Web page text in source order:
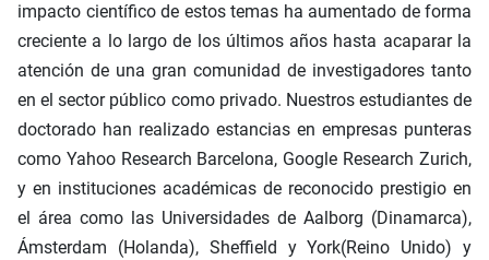
impacto científico de estos temas ha aumentado de forma
creciente a lo largo de los últimos años hasta acaparar la
atención de una gran comunidad de investigadores tanto
en el sector público como privado. Nuestros estudiantes de
doctorado han realizado estancias en empresas punteras
como Yahoo Research Barcelona, Google Research Zurich,
y en instituciones académicas de reconocido prestigio en
el área como las Universidades de Aalborg (Dinamarca),
Ámsterdam (Holanda), Sheffield y York(Reino Unido) y